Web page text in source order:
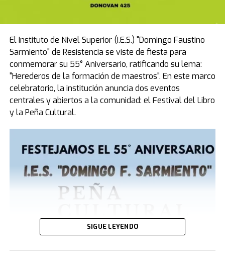
dar pasos por cuenta propia, consolidando
Un ministerio de alcance global
A propósito de este impacto, cabe destacar que el Dr.
Enenche, médico de profesión, manifestó sentirse
conmovido por el recibimiento en el país: "Es mi primera
vez aquí y me siento como en casa; sé con certeza que
Dios se está moviendo con poder en la Argentina",
cristiana más grande del planeta, cuyo templo central,
albergar a más de 100.000 personas sentadas.
El Instituto de Nivel Superior (I.E.S.) "Domingo Faustino
Sarmiento" de Resistencia se viste de fiesta para
conmemorar su 55° Aniversario, ratificando su lema:
"Herederos de la formación de maestros". En este marco
celebratorio, la institución anuncia dos eventos
centrales y abiertos a la comunidad: el Festival del Libro
y la Peña Cultural.
SIGUE LEYENDO